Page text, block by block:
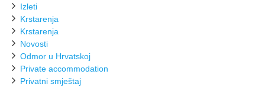
Izleti
Krstarenja
Krstarenja
Novosti
Odmor u Hrvatskoj
Private accommodation
Privatni smještaj